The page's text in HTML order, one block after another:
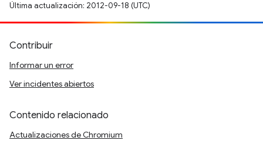
Última actualización: 2012-09-18 (UTC)
Contribuir
Informar un error
Ver incidentes abiertos
Contenido relacionado
Actualizaciones de Chromium